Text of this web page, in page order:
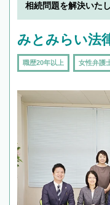
相続問題を解決いた
みとみらい法
職歴20年以上 女性弁護